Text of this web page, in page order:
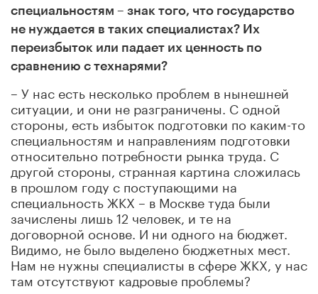
специальностям – знак того, что государство
не нуждается в таких специалистах? Их
переизбыток или падает их ценность по
сравнению с технарями?
– У нас есть несколько проблем в нынешней
ситуации, и они не разграничены. С одной
стороны, есть избыток подготовки по каким-то
специальностям и направлениям подготовки
относительно потребности рынка труда. С
другой стороны, странная картина сложилась
в прошлом году с поступающими на
специальность ЖКХ – в Москве туда были
зачислены лишь 12 человек, и те на
договорной основе. И ни одного на бюджет.
Видимо, не было выделено бюджетных мест.
Нам не нужны специалисты в сфере ЖКХ, у нас
там отсутствуют кадровые проблемы?